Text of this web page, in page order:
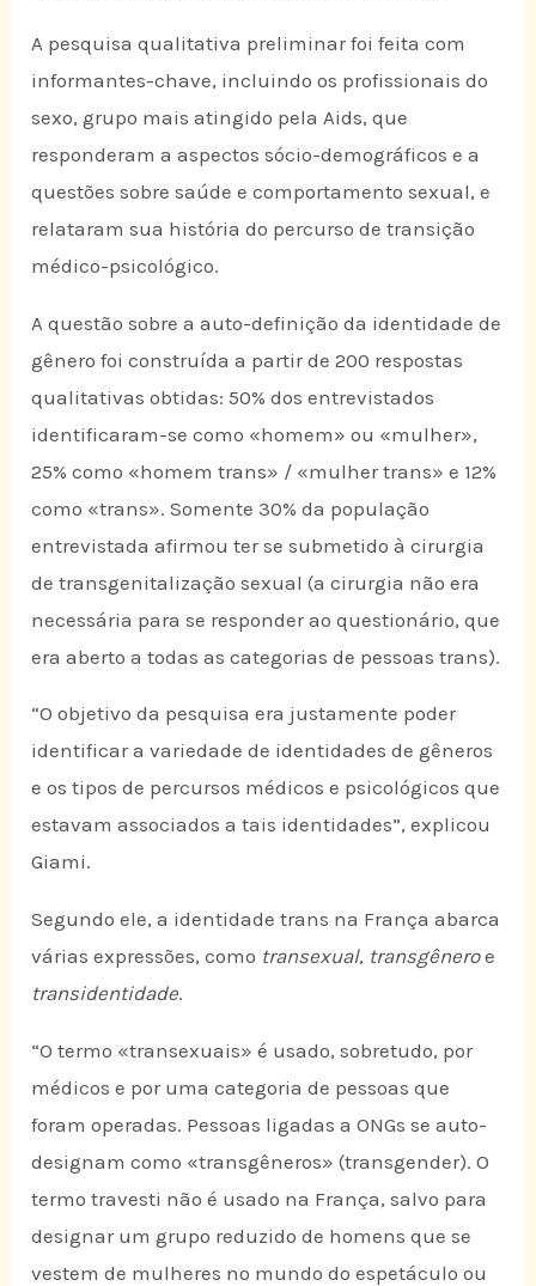
A pesquisa qualitativa preliminar foi feita com
informantes-chave, incluindo os profissionais do
sexo, grupo mais atingido pela Aids, que
responderam a aspectos sócio-demográficos e a
questões sobre saúde e comportamento sexual, e
relataram sua história do percurso de transição
médico-psicológico.
A questão sobre a auto-definição da identidade de
gênero foi construída a partir de 200 respostas
qualitativas obtidas: 50% dos entrevistados
identificaram-se como «homem» ou «mulher»,
25% como «homem trans» / «mulher trans» e 12%
como «trans». Somente 30% da população
entrevistada afirmou ter se submetido à cirurgia
de transgenitalização sexual (a cirurgia não era
necessária para se responder ao questionário, que
era aberto a todas as categorias de pessoas trans).
“O objetivo da pesquisa era justamente poder
identificar a variedade de identidades de gêneros
e os tipos de percursos médicos e psicológicos que
estavam associados a tais identidades”, explicou
Giami.
Segundo ele, a identidade trans na França abarca
várias expressões, como transexual, transgêneroe
transidentidade.
“O termo «transexuais» é usado, sobretudo, por
médicos e por uma categoria de pessoas que
foram operadas. Pessoas ligadas a ONGs se auto-
designam como «transgêneros» (transgender). O
termo travesti não é usado na França, salvo para
designar um grupo reduzido de homens que se
vestem de mulheres no mundo do espetáculo ou